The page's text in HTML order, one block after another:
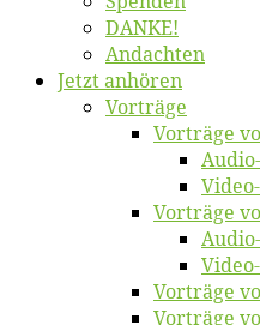
DANKE!
An­dach­ten
Jetzt an­hö­ren
Vor­trä­ge
Vor­trä­ge
Vor­trä­ge
Vor­trä­ge
Vor­trä­ge